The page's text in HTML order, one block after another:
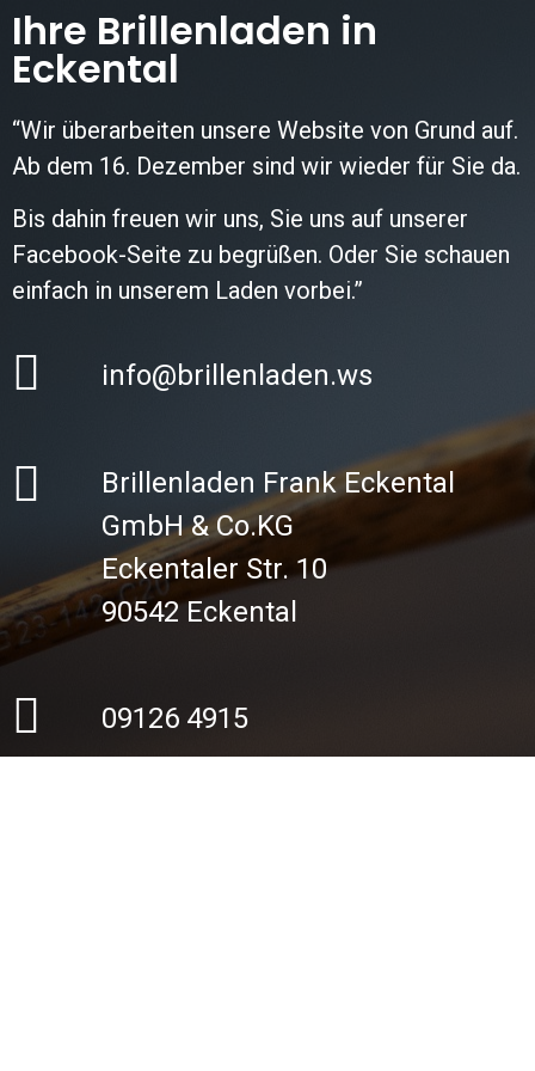
Ihre Brillenladen in
Eckental
“Wir überarbeiten unsere Website von Grund auf.
Ab dem 16. Dezember sind wir wieder für Sie da.
Bis dahin freuen wir uns, Sie uns auf unserer
Facebook-Seite zu begrüßen. Oder Sie schauen
einfach in unserem Laden vorbei.”
info@brillenladen.ws
Brillenladen Frank Eckental
GmbH & Co.KG
Eckentaler Str. 10
90542 Eckental
09126 4915